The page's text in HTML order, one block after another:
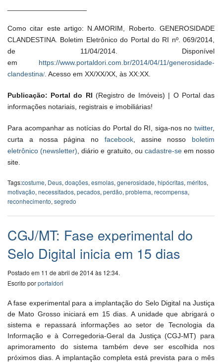
Como citar este artigo: N.AMORIM, Roberto. GENEROSIDADE
CLANDESTINA. Boletim Eletrônico do Portal do RI nº. 069/2014,
de 11/04/2014. Disponível
em https://www.portaldori.com.br/2014/04/11/generosidade-
clandestina/. Acesso em XX/XX/XX, às XX:XX.
Publicação: Portal do RI (Registro de Imóveis) | O Portal das
informações notariais, registrais e imobiliárias!
Para acompanhar as notícias do Portal do RI, siga-nos no twitter,
curta a nossa página no facebook, assine nosso boletim
eletrônico (newsletter) , diário e gratuito, ou cadastre-seem nosso
site.
Tags:costume, Deus, doações, esmolas, generosidade, hipócritas, méritos,
motivação, necessitados, pecados, perdão, problema, recompensa,
reconhecimento, segredo
CGJ/MT: Fase experimental do
Selo Digital inicia em 15 dias
Postado em 11 de abril de 2014 às 12:34.
Escrito porportaldori
A fase experimental para a implantação do Selo Digital na Justiça
de Mato Grosso iniciará em 15 dias. A unidade que abrigará o
sistema e repassará informações ao setor de Tecnologia da
Informação e à Corregedoria-Geral da Justiça (CGJ-MT) para
aprimoramento do sistema também deve ser escolhida nos
próximos dias. A implantação completa está prevista para o mês